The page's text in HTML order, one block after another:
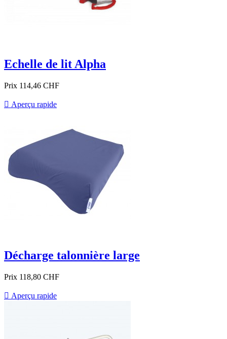
Echelle de lit Alpha
Prix 114,46 CHF
 Aperçu rapide
Décharge talonnière large
Prix 118,80 CHF
 Aperçu rapide